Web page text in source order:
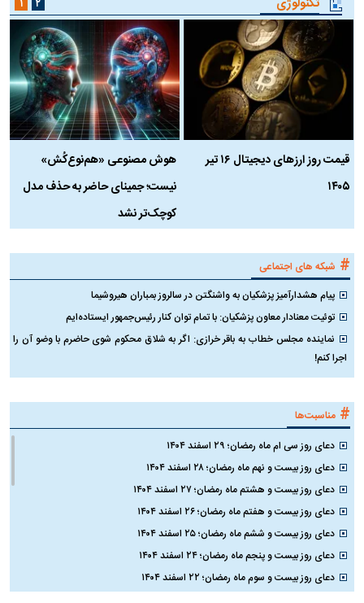
قیمت روز ارز‌های دیجیتال ۱۶ تیر
۱۴۰۵
هوش مصنوعی «هم‌نوع‌کُش»
نیست؛ جمینای حاضر به حذف مدل
کوچک‌تر نشد
۱ ۲
# شبکه های اجتماعی
پیام هشدارآمیز پزشکیان به واشنگتن در سالروز بمباران هیروشیما
توئیت معنادار معاون پزشکیان: با تمام توان کنار رئیس‌جمهور ایستاده‌ایم
نماینده مجلس خطاب به باقر خرازی: اگر به شلاق محکوم شوی حاضرم با وضو آن را
اجرا کنم!
# مناسبت‌ها
دعای روز سی ام ماه رمضان؛ ۲۹ اسفند ۱۴۰۴
دعای روز بیست و نهم ماه رمضان؛ ۲۸ اسفند ۱۴۰۴
دعای روز بیست و هشتم ماه رمضان؛ ۲۷ اسفند ۱۴۰۴
دعای روز بیست و هفتم ماه رمضان؛ ۲۶ اسفند ۱۴۰۴
دعای روز بیست و ششم ماه رمضان؛ ۲۵ اسفند ۱۴۰۴
دعای روز بیست و پنجم ماه رمضان؛ ۲۴ اسفند ۱۴۰۴
دعای روز بیست و سوم ماه رمضان؛ ۲۲ اسفند ۱۴۰۴